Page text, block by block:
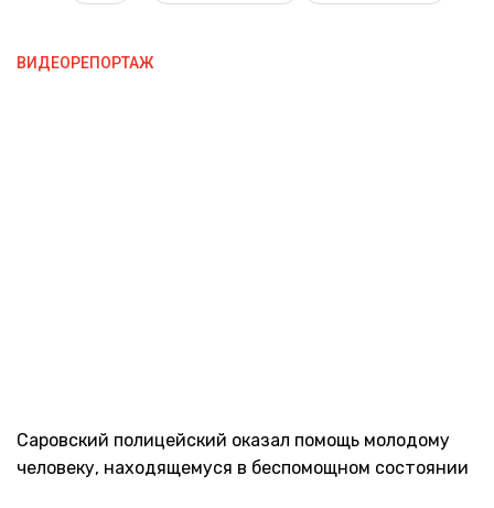
страница
страница
ВИДЕОРЕПОРТАЖ
Саровский полицейский оказал помощь молодому
человеку, находящемуся в беспомощном состоянии